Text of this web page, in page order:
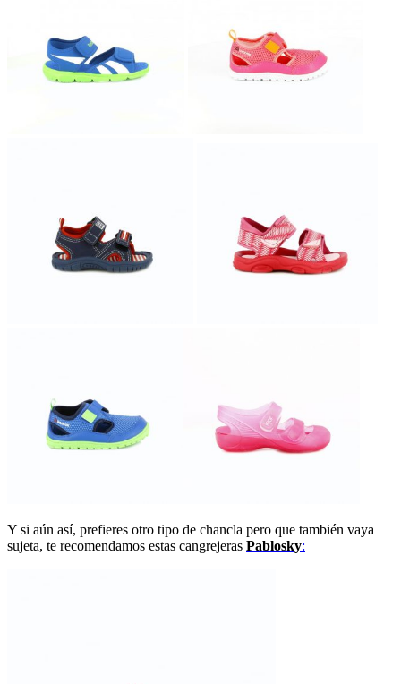
Y si aún así, prefieres otro tipo de chancla pero que también vaya
sujeta, te recomendamos estas cangrejeras Pablosky: